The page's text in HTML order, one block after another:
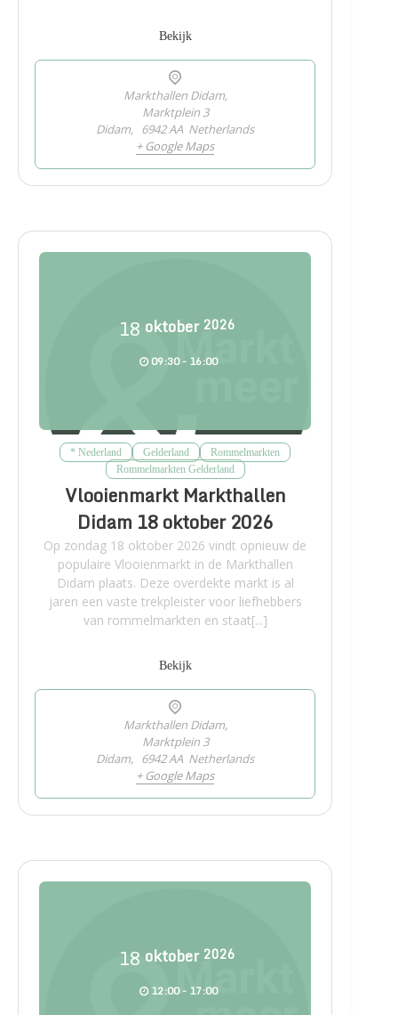
Bekijk
Markthallen Didam,
Marktplein 3
Didam, 6942 AA Netherlands
+ Google Maps
18 oktober 2026
09:30 - 16:00
* Nederland Gelderland
Rommelmarkten
Rommelmarkten Gelderland
Vlooienmarkt Markthallen
Didam 18 oktober 2026
Op zondag 18 oktober 2026 vindt opnieuw de
populaire Vlooienmarkt in de Markthallen
Didam plaats. Deze overdekte markt is al
jaren een vaste trekpleister voor liefhebbers
van rommelmarkten en staat[...]
Bekijk
Markthallen Didam,
Marktplein 3
Didam, 6942 AA Netherlands
+ Google Maps
18 oktober 2026
12:00 - 17:00